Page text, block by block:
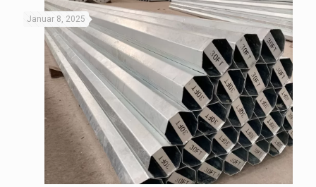
Januar 8, 2025